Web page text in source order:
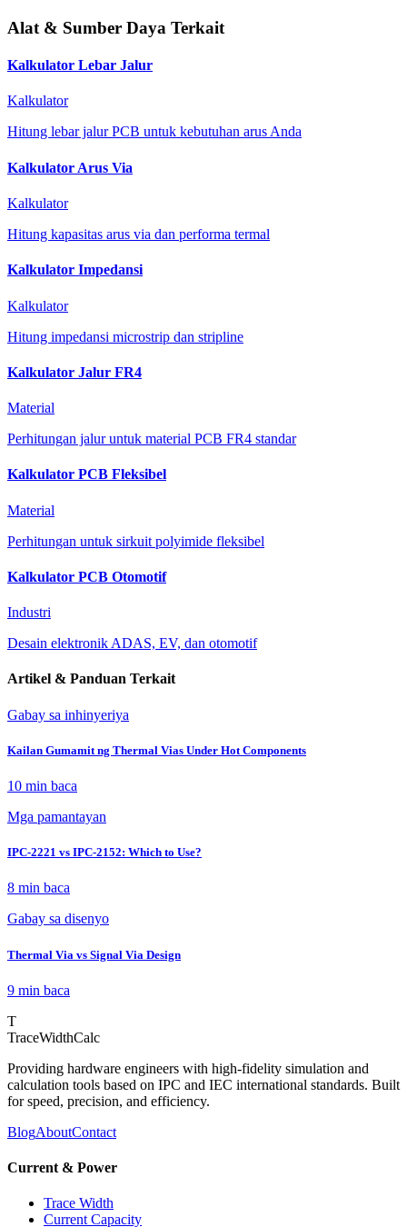
Alat & Sumber Daya Terkait
Kalkulator Lebar Jalur
Kalkulator
Hitung lebar jalur PCB untuk kebutuhan arus Anda
Kalkulator Arus Via
Kalkulator
Hitung kapasitas arus via dan performa termal
Kalkulator Impedansi
Kalkulator
Hitung impedansi microstrip dan stripline
Kalkulator Jalur FR4
Material
Perhitungan jalur untuk material PCB FR4 standar
Kalkulator PCB Fleksibel
Material
Perhitungan untuk sirkuit polyimide fleksibel
Kalkulator PCB Otomotif
Industri
Desain elektronik ADAS, EV, dan otomotif
Artikel & Panduan Terkait
Gabay sa inhinyeriya
Kailan Gumamit ng Thermal Vias Under Hot Components
10 min baca
Mga pamantayan
IPC-2221 vs IPC-2152: Which to Use?
8 min baca
Gabay sa disenyo
Thermal Via vs Signal Via Design
9 min baca
T
TraceWidthCalc
Providing hardware engineers with high-fidelity simulation and
calculation tools based on IPC and IEC international standards. Built
for speed, precision, and efficiency.
BlogAboutContact
Current & Power
Trace Width
Current Capacity